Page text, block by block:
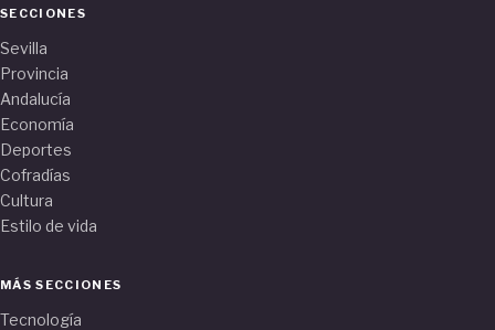
SECCIONES
Sevilla
Provincia
Andalucía
Economía
Deportes
Cofradías
Cultura
Estilo de vida
MÁS SECCIONES
Tecnología